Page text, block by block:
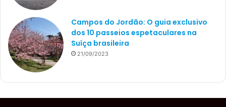
Campos do Jordão: O guia exclusivo
dos 10 passeios espetaculares na
Suíça brasileira
21/09/2023